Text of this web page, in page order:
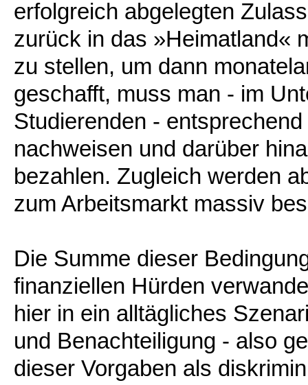
erfolgreich abgelegten
zurück in das »Heimatland«
zu stellen, um dann
geschafft, muss man - im
Studierenden -
nachweisen und darüber
bezahlen. Zugleich werden
zum Arbeitsmarkt massiv
Die Summe dieser
finanziellen Hürden
hier in ein alltägliches
und Benachteiligung - also
dieser Vorgaben als